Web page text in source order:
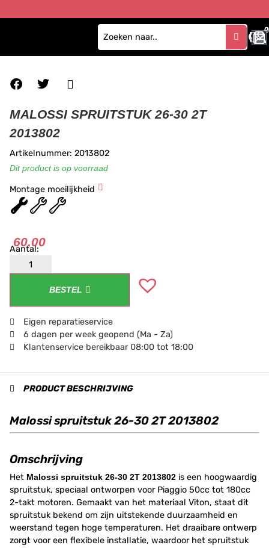
0
0
MALOSSI SPRUITSTUK 26-30 2T
2013802
Artikelnummer: 2013802
Dit product is op voorraad
Montage moeilijkheid
★★★
60.00
BESTEL
Eigen reparatieservice
6 dagen per week geopend (Ma - Za)
Klantenservice bereikbaar 08:00 tot 18:00
PRODUCT BESCHRIJVING
Malossi spruitstuk 26-30 2T 2013802
Omschrijving
Het Malossi spruitstuk 26-30 2T 2013802 is een hoogwaardig
spruitstuk, speciaal ontworpen voor Piaggio 50cc tot 180cc
2-takt motoren. Gemaakt van het materiaal Viton, staat dit
spruitstuk bekend om zijn uitstekende duurzaamheid en
weerstand tegen hoge temperaturen. Het draaibare ontwerp
zorgt voor een flexibele installatie, waardoor het spruitstuk